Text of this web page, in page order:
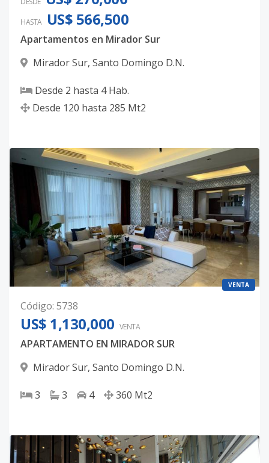
HASTA US$ 566,500
Apartamentos en Mirador Sur
Mirador Sur, Santo Domingo D.N.
Desde 2 hasta 4Hab.
Desde 120 hasta 285 Mt2
VENTA
Código: 5738
US$ 1,130,000 VENTA
APARTAMENTO EN MIRADOR SUR
Mirador Sur, Santo Domingo D.N.
3 3 4 360 Mt2